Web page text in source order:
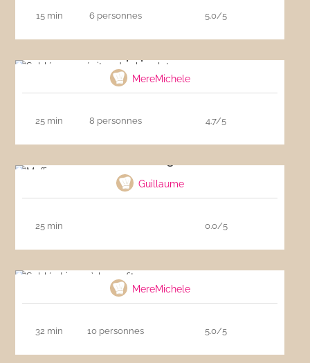
15 min 6 personnes 5.0/5
MereMichele
25 min 8 personnes 4.7/5
Guillaume
25 min 0.0/5
MereMichele
32 min 10 personnes 5.0/5